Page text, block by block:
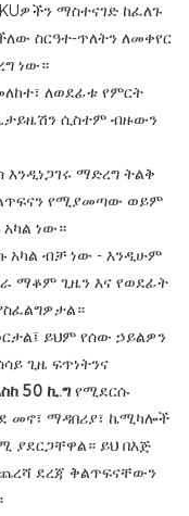
ማስተናገድ ከፈለጉ
ስርዓተ-ጥለትን ለመቀየር
ነው።
ለወደፊቱ የምርት
ሲስተም ብዙውን
እንዲነጋገሩ ማድረግ ትልቅ
የሚያመጣው ወይም
ነው።
አካል ብቻ ነው - እንዲሁም
ማቆም ጊዜን እና የወደፊት
ይህም የሰው ኃይልዎን
ጊዜ ፍጥነትንና
50 ኪ.ግየሚደርሱ
መኖ፣ ማዳበሪያ፣ ኬሚካሎች
ያደርጋቸዋል። ይህ በእጅ
ደረጃ ቅልጥፍናቸውን